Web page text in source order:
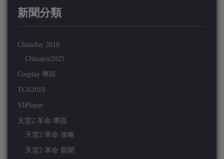
新聞分類
ChinaJoy 2018
Chinajoy2025
Cosplay 專區
TGS2019
VIPlayer
天堂2:革命 專區
天堂2:革命 攻略
天堂2:革命 新聞